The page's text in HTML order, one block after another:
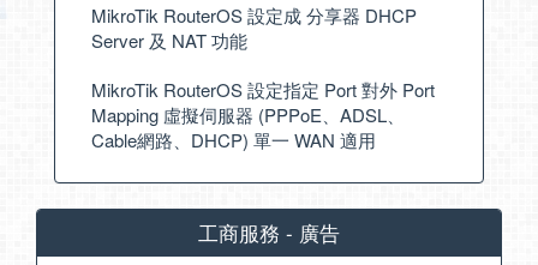
MikroTik RouterOS 設定成 分享器 DHCP
Server 及 NAT 功能
MikroTik RouterOS 設定指定 Port 對外 Port
Mapping 虛擬伺服器 (PPPoE、ADSL、
Cable網路、DHCP) 單一 WAN 適用
工商服務 - 廣告